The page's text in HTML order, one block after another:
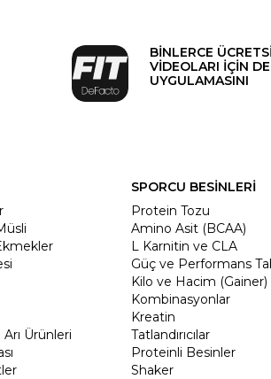
BİNLERCE
VİDEOLARI İÇİN
UYGULAMASINI
Ürünleri
SPORCU BESİNLERİ
Protein Tozu
Amino Asit (BCAA)
L Karnitin ve CLA
Güç ve Performans
Kilo ve Hacim (Gainer)
Kombinasyonlar
Kreatin
Tatlandırıcılar
Proteinli Besinler
Shaker